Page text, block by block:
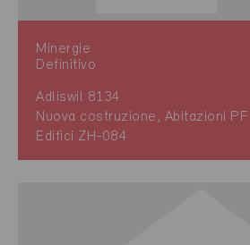
Minergie
Definitivo
Adliswil 8134
Nuova costruzione, Abitazioni PF
Edifici ZH-084